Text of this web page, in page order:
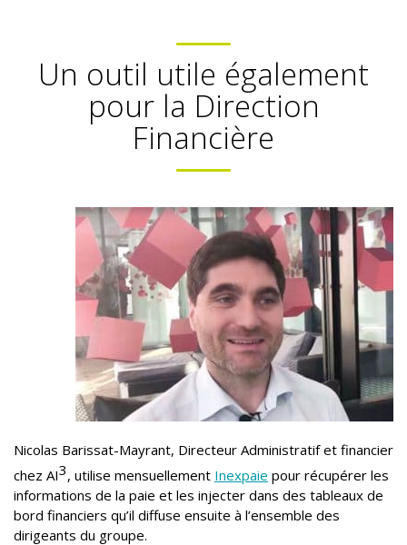
Un outil utile également
pour la Direction
Financière
Nicolas Barissat-Mayrant, Directeur Administratif et financier
chez AI3, utilise mensuellement Inexpaie pour récupérer les
informations de la paie et les injecter dans des tableaux de
bord financiers qu’il diffuse ensuite à l’ensemble des
dirigeants du groupe.